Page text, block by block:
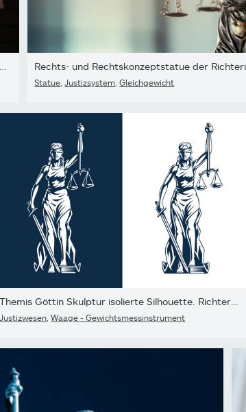
Statue ,Justizsystem ,Gleichgewicht
Themis Göttin Skulptur isolierte Silhouette. Richterin mit Waage...
Justizwesen ,Waage - Gewichtsmessinstrument